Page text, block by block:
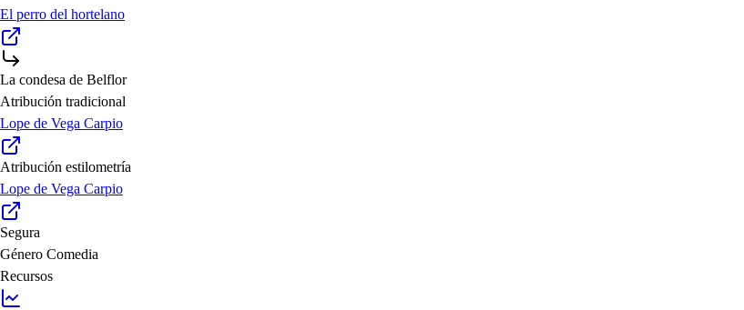
El perro del hortelano
La condesa de Belflor
Atribución tradicional
Lope de Vega Carpio
Atribución estilometría
Lope de Vega Carpio
Segura
Género Comedia
Recursos